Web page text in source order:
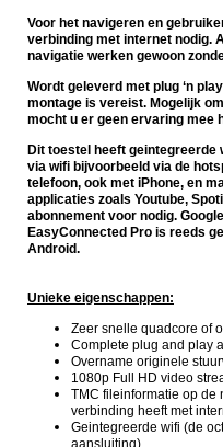
Voor het navigeren en
verbinding met internet nodig.
navigatie werken gewoon
Wordt geleverd met plug ‘n
montage is vereist. Mogelijk
mocht u er geen ervaring mee
Dit toestel heeft
via wifi bijvoorbeeld via de
telefoon, ook met iPhone, en
applicaties zoals Youtube,
abonnement voor nodig.
EasyConnected Pro is reeds
Android.
Unieke eigenschappen:
Zeer snelle quadcore of
Complete plug and play
Overname originele
1080p Full HD video
TMC fileinformatie op de
verbinding heeft met
Geintegreerde wifi (de